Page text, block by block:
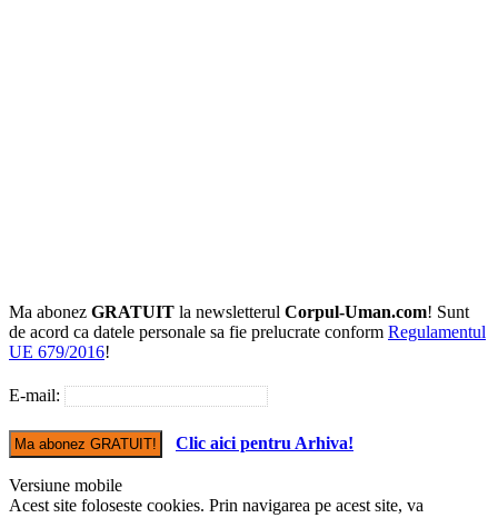
Ma abonez GRATUIT la newsletterul Corpul-Uman.com! Sunt
de acord ca datele personale sa fie prelucrate conform Regulamentul
UE 679/2016!
E-mail:
Clic aici pentru Arhiva!
Versiune mobile
Acest site foloseste cookies. Prin navigarea pe acest site, va